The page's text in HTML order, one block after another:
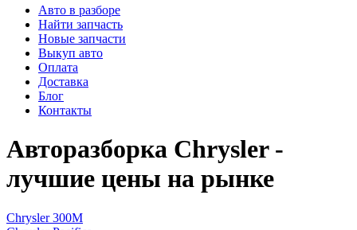
Авто в разборе
Найти запчасть
Новые запчасти
Выкуп авто
Оплата
Доставка
Блог
Контакты
Авторазборка Chrysler -
лучшие цены на рынке
Chrysler 300M